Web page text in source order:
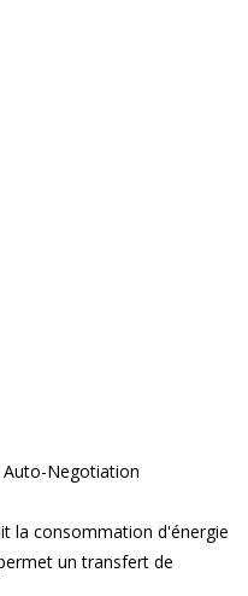
Auto-Negotiation
la consommation d'énergie
un transfert de